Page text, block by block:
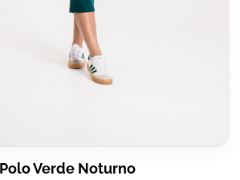
Verde Noturno